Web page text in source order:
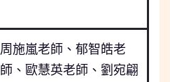
周施嵐老師、郁智皓老
師、歐慧英老師、劉宛翩